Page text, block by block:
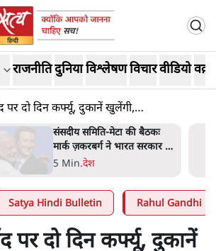
राजनीतिदुनियाविश्लेषणविचारवीडियो
पर दो दिन कर्फ्यू, दुकानें खुलेंगी,
घरों में पढ़ें नमाज़संसदीय समिति-मेटा की बैठकः
मार्क ज़करबर्ग ने भारत सरकार से
माफी मांगी
5 Min.देश
Satya Hindi Bulletin Rahul Gandhi
पर दो दिन कर्फ्यू, दुकानें